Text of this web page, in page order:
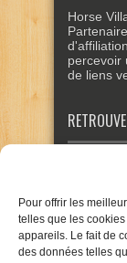
Pour offrir les
telles que les
appareils. Le fait de
des données telles
Horse
percevoir
de liens